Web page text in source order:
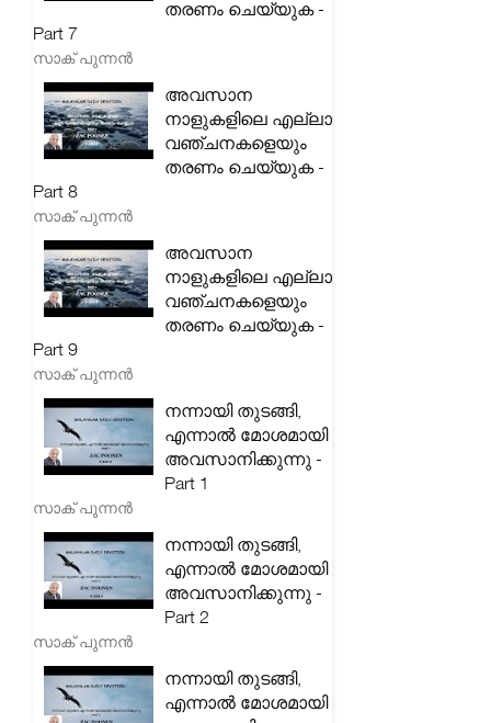
തരണം ചെയ്യുക -
Part 7
സാക് പുന്നൻ
അവസാന
നാളുകളിലെ എല്ലാ
വഞ്ചനകളെയും
തരണം ചെയ്യുക -
Part 8
സാക് പുന്നൻ
അവസാന
നാളുകളിലെ എല്ലാ
വഞ്ചനകളെയും
തരണം ചെയ്യുക -
Part 9
സാക് പുന്നൻ
നന്നായി തുടങ്ങി,
എന്നാൽ മോശമായി
അവസാനിക്കുന്നു -
Part 1
സാക് പുന്നൻ
നന്നായി തുടങ്ങി,
എന്നാൽ മോശമായി
അവസാനിക്കുന്നു -
Part 2
സാക് പുന്നൻ
നന്നായി തുടങ്ങി,
എന്നാൽ മോശമായി